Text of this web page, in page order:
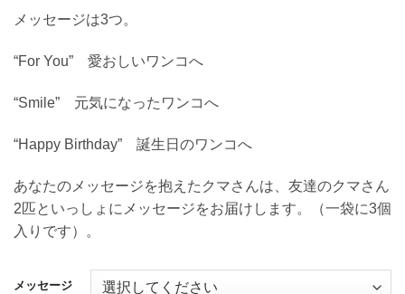
メッセージは3つ。
“For You” 愛おしいワンコへ
“Smile” 元気になったワンコへ
“Happy Birthday” 誕生日のワンコへ
あなたのメッセージを抱えたクマさんは、友達のクマさん
2匹といっしょにメッセージをお届けします。（一袋に3個
入りです）。
メッセージ